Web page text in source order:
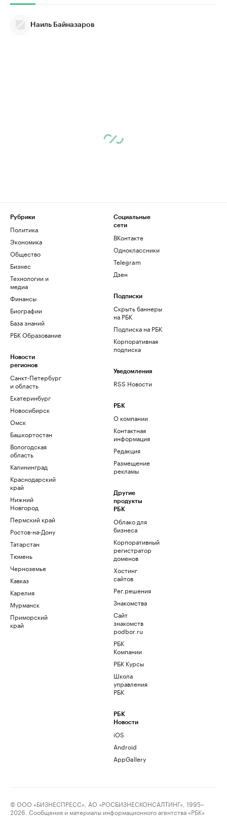
Наиль Байназаров
Рубрики
Политика
Экономика
Общество
Бизнес
Технологии и
медиа
Финансы
Биографии
База знаний
РБК Образование
Новости
регионов
Санкт-Петербург
и область
Екатеринбург
Новосибирск
Омск
Башкортостан
Вологодская
область
Калининград
Краснодарский
край
Нижний
Новгород
Пермский край
Ростов-на-Дону
Татарстан
Тюмень
Черноземье
Кавказ
Карелия
Мурманск
Приморский
край
Социальные
сети
ВКонтакте
Одноклассники
Telegram
Дзен
Подписки
Скрыть баннеры
на РБК
Подписка на РБК
Корпоративная
подписка
Уведомления
RSS Новости
РБК
О компании
Контактная
информация
Редакция
Размещение
рекламы
Другие
продукты
РБК
Облако для
бизнеса
Корпоративный
регистратор
доменов
Хостинг
сайтов
Рег.решения
Знакомства
Сайт
знакомств
podbor.ru
РБК
Компании
РБК Курсы
Школа
управления
РБК
РБК
Новости
iOS
Android
AppGallery
© ООО «БИЗНЕСПРЕСС», АО «РОСБИЗНЕСКОНСАЛТИНГ», 1995–
2026. Сообщения и материалы информационного агентства «РБК»